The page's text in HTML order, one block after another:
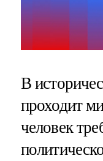
В
проходит
человек